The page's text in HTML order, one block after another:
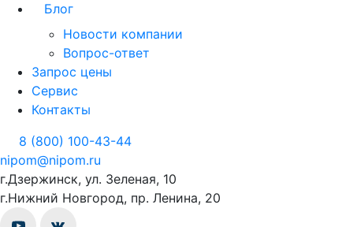
Блог
Новости компании
Вопрос-ответ
Запрос цены
Сервис
Контакты
8 (800) 100-43-44
nipom@nipom.ru
г.Дзержинск, ул. Зеленая, 10
г.Нижний Новгород, пр. Ленина, 20